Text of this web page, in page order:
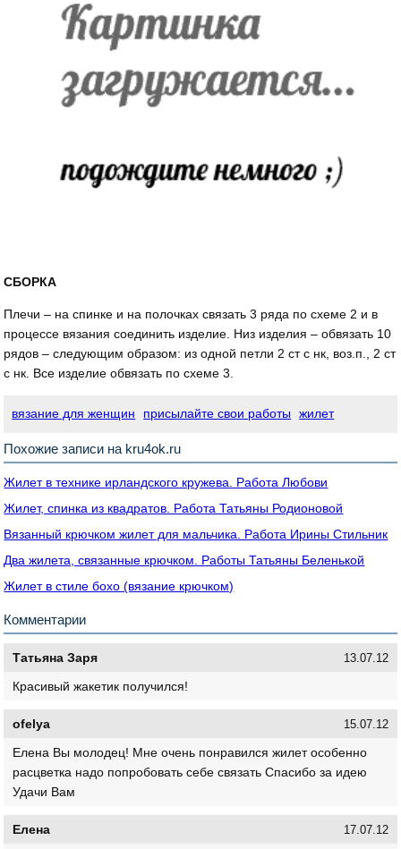
СБОРКА
Плечи – на спинке и на полочках связать 3 ряда по схеме 2 и в
процессе вязания соединить изделие. Низ изделия – обвязать 10
рядов – следующим образом: из одной петли 2 ст с нк, воз.п., 2 ст
с нк. Все изделие обвязать по схеме 3.
вязание для женщин присылайте свои работы жилет
Похожие записи на kru4ok.ru
Жилет в технике ирландского кружева. Работа Любови
Жилет, спинка из квадратов. Работа Татьяны Родионовой
Вязанный крючком жилет для мальчика. Работа Ирины Стильник
Два жилета, связанные крючком. Работы Татьяны Беленькой
Жилет в стиле бохо (вязание крючком)
Комментарии
Татьяна Заря 13.07.12
Красивый жакетик получился!
ofelya 15.07.12
Елена Вы молодец! Мне очень понравился жилет особенно
расцветка надо попробовать себе связать Спасибо за идею
Удачи Вам
Елена 17.07.12